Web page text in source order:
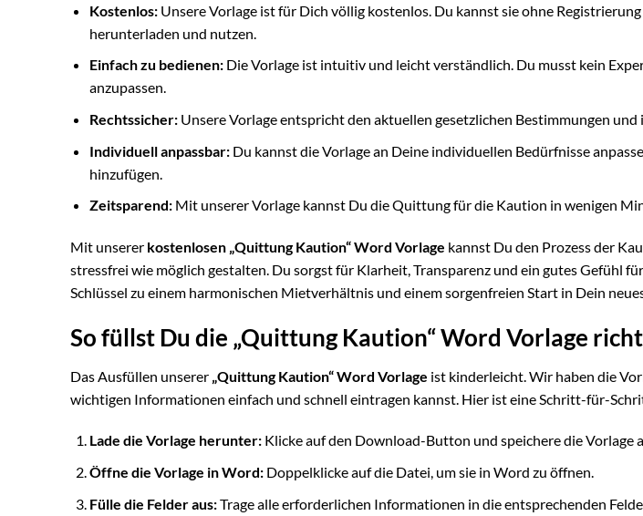
Kostenlos:Unsere Vorlage ist für Dich völlig kostenlos. Du kannst sie ohne
herunterladen und nutzen.
Einfach zu bedienen:Die Vorlage ist intuitiv und leicht verständlich. Du musst kein
anzupassen.
Rechtssicher:Unsere Vorlage entspricht den aktuellen gesetzlichen Bestimmungen
Individuell anpassbar:Du kannst die Vorlage an Deine individuellen Bedürfnisse
hinzufügen.
Zeitsparend:Mit unserer Vorlage kannst Du die Quittung für die Kaution in wenigen
Mit unserer kostenlosen „Quittung Kaution“ Word Vorlage kannst Du den Prozess der
stressfrei wie möglich gestalten. Du sorgst für Klarheit, Transparenz und ein gutes Gefühl
Schlüssel zu einem harmonischen Mietverhältnis und einem sorgenfreien Start in Dein
So füllst Du die „Quittung Kaution“ Word Vorlage
Das Ausfüllen unserer „Quittung Kaution“ Word Vorlage ist kinderleicht. Wir haben die
wichtigen Informationen einfach und schnell eintragen kannst. Hier ist eine Schritt-für-
Lade die Vorlage herunter:Klicke auf den Download-Button und speichere die Vorlage
Öffne die Vorlage in Word:Doppelklicke auf die Datei, um sie in Word zu öffnen.
Fülle die Felder aus:Trage alle erforderlichen Informationen in die entsprechenden